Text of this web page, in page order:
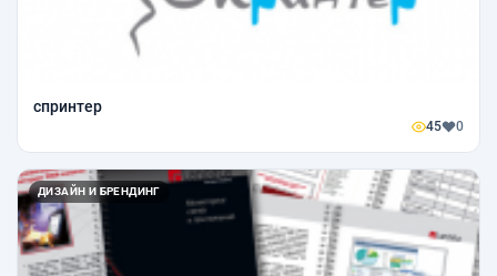
спринтер
45 0
ДИЗАЙН И БРЕНДИНГ